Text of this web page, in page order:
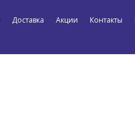
Доставка Акции Контакты